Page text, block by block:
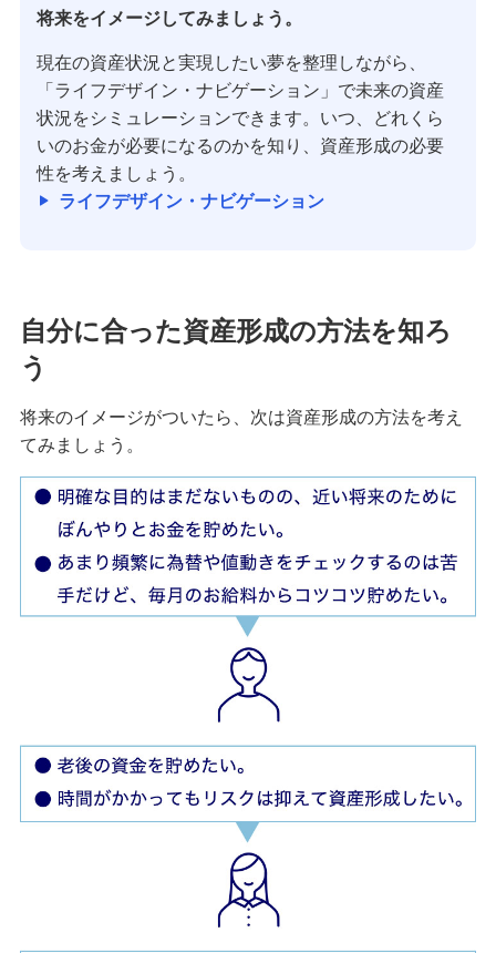
将来をイメージしてみましょう。
現在の資産状況と実現したい夢を整理しながら、
「ライフデザイン・ナビゲーション」で未来の資産
状況をシミュレーションできます。いつ、どれくら
いのお金が必要になるのかを知り、資産形成の必要
性を考えましょう。
ライフデザイン・ナビゲーション
自分に合った資産形成の方法を知ろ
う
将来のイメージがついたら、次は資産形成の方法を考え
てみましょう。